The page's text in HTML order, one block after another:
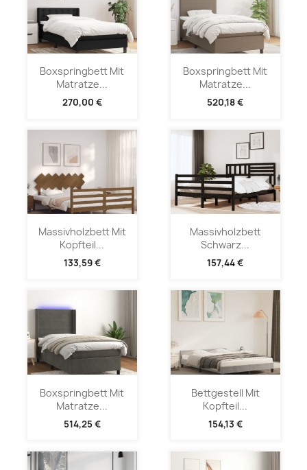
Boxspringbett Mit
Matratze...
270,00 €
Boxspringbett Mit
Matratze...
520,18 €
Massivholzbett Mit
Kopfteil...
133,59 €
Massivholzbett
Schwarz...
157,44 €
Boxspringbett Mit
Matratze...
514,25 €
Bettgestell Mit
Kopfteil...
154,13 €